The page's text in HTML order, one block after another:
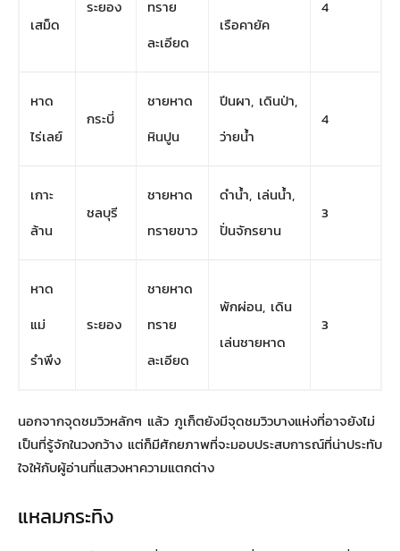
เสม็ด
ระยอง
ทราย
ละเอียด
เรือคายัค
4
หาด
ไร่เลย์
กระบี่
ชายหาด
หินปูน
ปีนผา, เดินป่า,
ว่ายน้ำ
4
เกาะ
ล้าน
ชลบุรี
ชายหาด
ทรายขาว
ดำน้ำ, เล่นน้ำ,
ปั่นจักรยาน
3
หาด
แม่
รำพึง
ระยอง
ชายหาด
ทราย
ละเอียด
พักผ่อน, เดิน
เล่นชายหาด
3
นอกจากจุดชมวิวหลักๆ แล้ว ภูเก็ตยังมีจุดชมวิวบางแห่งที่อาจยังไม่
เป็นที่รู้จักในวงกว้าง แต่ก็มีศักยภาพที่จะมอบประสบการณ์ที่น่าประทับ
ใจให้กับผู้อ่านที่แสวงหาความแตกต่าง
แหลมกระทิง